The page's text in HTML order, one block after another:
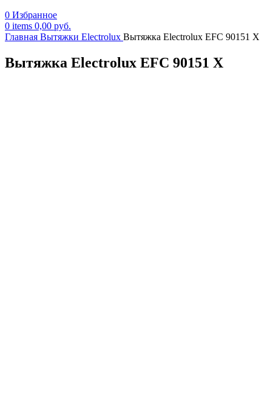
0 Избранное
0 items 0,00 руб.
Главная Вытяжки Electrolux Вытяжка Electrolux EFC 90151 X
Вытяжка Electrolux EFC 90151 X